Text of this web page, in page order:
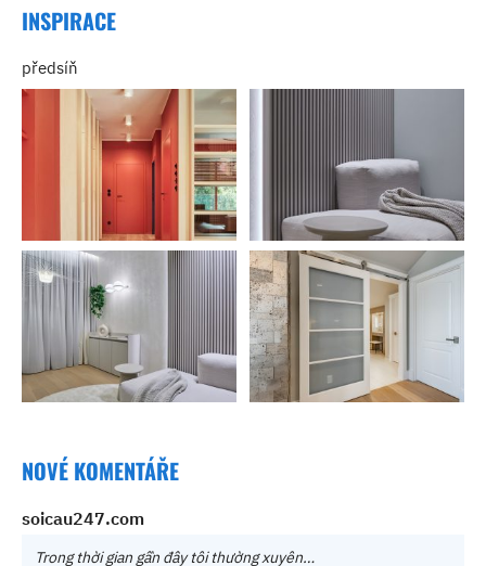
INSPIRACE
předsíň
NOVÉ KOMENTÁŘE
soicau247.com
Trong thời gian gần đây tôi thường xuyên…